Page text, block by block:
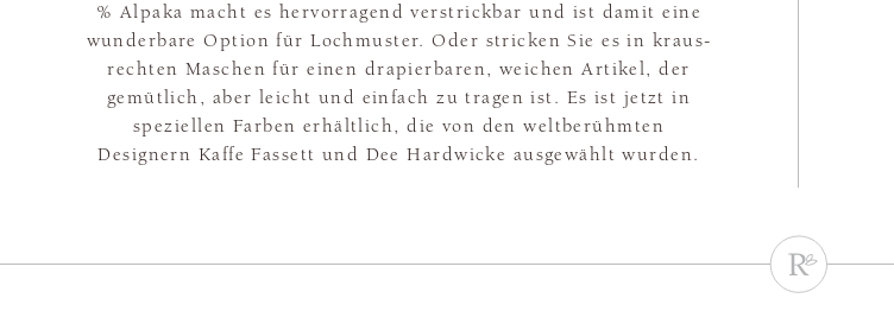
% Alpaka macht es hervorragend verstrickbar und ist damit eine
wunderbare Option für Lochmuster. Oder stricken Sie es in kraus-
rechten Maschen für einen drapierbaren, weichen Artikel, der
gemütlich, aber leicht und einfach zu tragen ist. Es ist jetzt in
speziellen Farben erhältlich, die von den weltberühmten
Designern Kaffe Fassett und Dee Hardwicke ausgewählt wurden.